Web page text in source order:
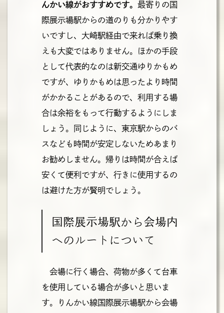
んかい線がおすすめです。 最寄りの国
際展示場駅からの道のりも分かりやす
いですし、大崎駅経由で来れば乗り換
えも大変ではありません。ほかの手段
として代表的なのは新交通ゆりかもめ
ですが、ゆりかもめは思ったより時間
がかかることがあるので、利用する場
合は余裕をもって行動するようにしま
しょう。同じように、東京駅からのバ
スなども時間が安定しないためあまり
お勧めしません。帰りは時間が合えば
安くて便利ですが、行きに使用するの
は避けた方が賢明でしょう。
国際展示場駅から会場内
へのルートについて
会場に行く場合、荷物が多くて台車
を使用している場合が多いと思いま
す。りんかい線国際展示場駅から会場